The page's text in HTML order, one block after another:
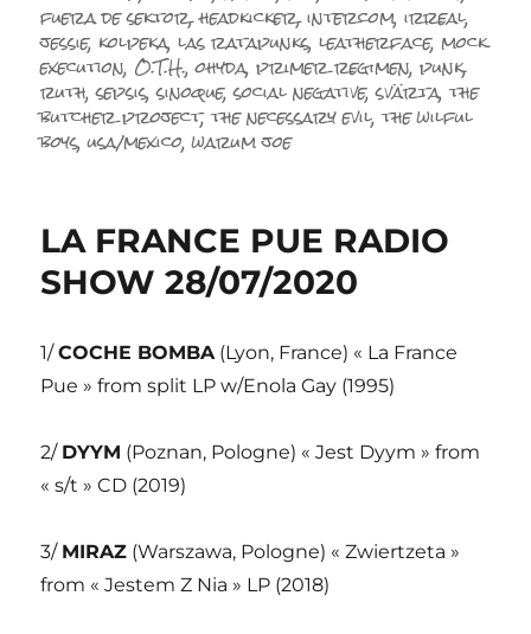
fuera de sektor,headkicker,intercom,irreal,
jessie, kolpeka,las ratapunks,leatherface,mock
execution, O.T.H.,ohyda,primer regimen,punk,
ruth,sepsis,sinoque,social negative,svärta,the
butcher project,the necessary evil,the wilful
boys,usa/mexico,warum joe
LA FRANCE PUE RADIO
SHOW 28/07/2020
1/COCHE BOMBA(Lyon, France) « La France
Pue » from split LP w/Enola Gay (1995)
2/ DYYM (Poznan, Pologne) « Jest Dyym » from
« s/t » CD (2019)
3/ MIRAZ (Warszawa, Pologne) « Zwiertzeta »
from « Jestem Z Nia » LP (2018)